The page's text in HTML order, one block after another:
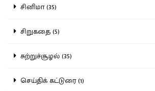
சினிமா (35)
சிறுகதை (5)
சுற்றுச்சூழல் (35)
செய்திக் கட்டுரை (1)